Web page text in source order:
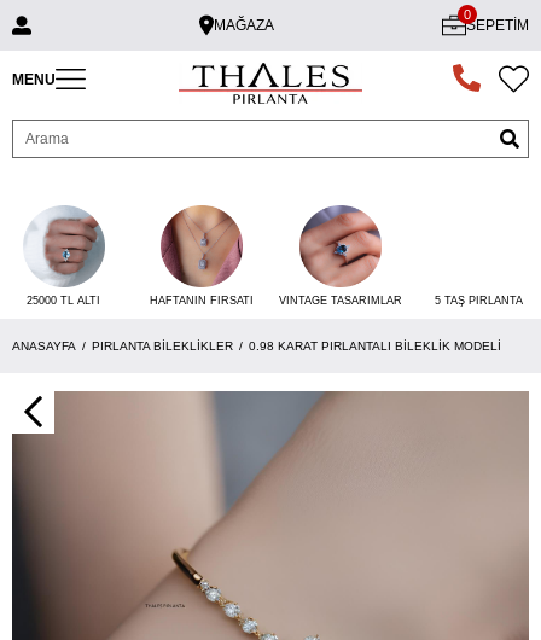
MAĞAZA SEPETIM
0
MENU
25000 TL ALTI HAFTANIN FIRSATI VINTAGE TASARIMLAR 5 TAŞ PIRLANTA
ANASAYFA PIRLANTA BILEKLIKLER 0.98 KARAT PIRLANTALI BILEKLIK MODELI